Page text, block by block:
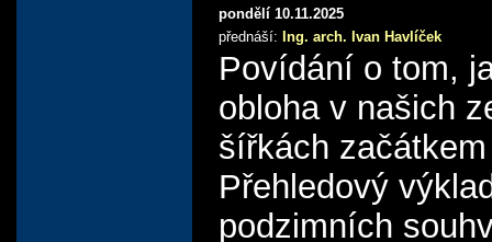
pondělí 10.11.2025
přednáší: Ing. arch. Ivan Havlíček
Povídání o tom,
obloha v našich
šířkách
Přehledový
podzimních